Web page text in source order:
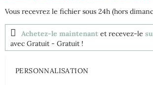
Vous recevrez le fichier sous 24h (hors
Achetez-le maintenant et recevez-le
avec Gratuit - Gratuit !
PERSONNALISATION